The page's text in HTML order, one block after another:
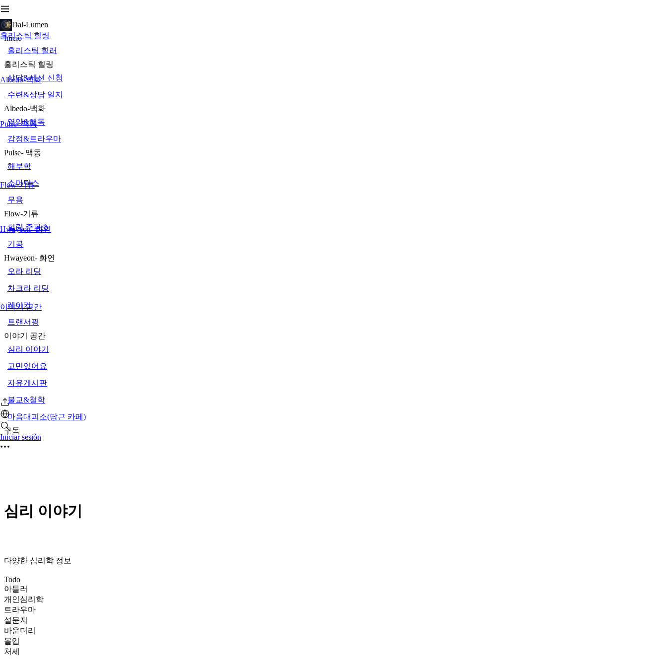
Dal-Lumen
홀리스틱 힐링
Albedo-백화
Pulse- 맥동
Flow-기류
Hwayeon- 화연
이야기 공간
Iniciar sesión
Inicio
홀리스틱 힐러
홀리스틱 힐링
상담&세션 신청
수련&상담 일지
Albedo-백화
영양&해독
감정&트라우마
Pulse- 맥동
해부학
소마틱스
무용
Flow-기류
힐링 주파수
기공
Hwayeon- 화연
오라 리딩
차크라 리딩
레이키
트랜서핑
이야기 공간
심리 이야기
고민있어요
자유게시판
불교&철학
마음대피소(당근 카페)
구독
심리 이야기
다양한 심리학 정보
Todo
아들러
개인심리학
트라우마
설문지
바운더리
몰입
처세